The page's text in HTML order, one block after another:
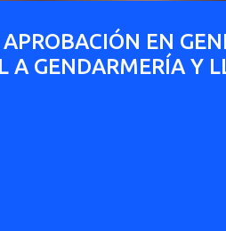
EN
A GENDARMERÍA Y